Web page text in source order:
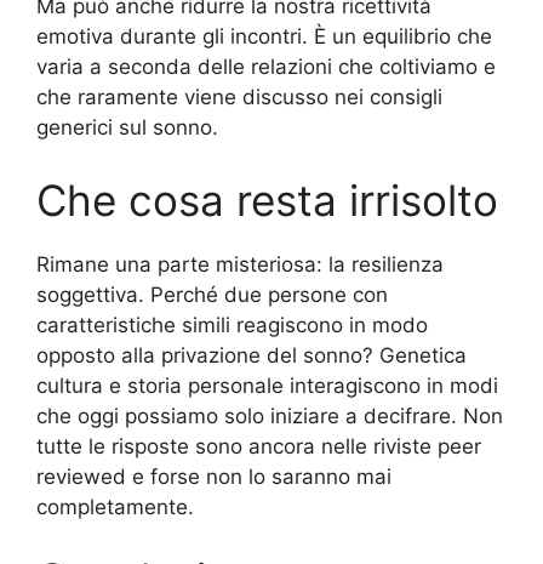
Ma può anche ridurre la nostra ricettività
emotiva durante gli incontri. È un equilibrio che
varia a seconda delle relazioni che coltiviamo e
che raramente viene discusso nei consigli
generici sul sonno.
Che cosa resta irrisolto
Rimane una parte misteriosa: la resilienza
soggettiva. Perché due persone con
caratteristiche simili reagiscono in modo
opposto alla privazione del sonno? Genetica
cultura e storia personale interagiscono in modi
che oggi possiamo solo iniziare a decifrare. Non
tutte le risposte sono ancora nelle riviste peer
reviewed e forse non lo saranno mai
completamente.